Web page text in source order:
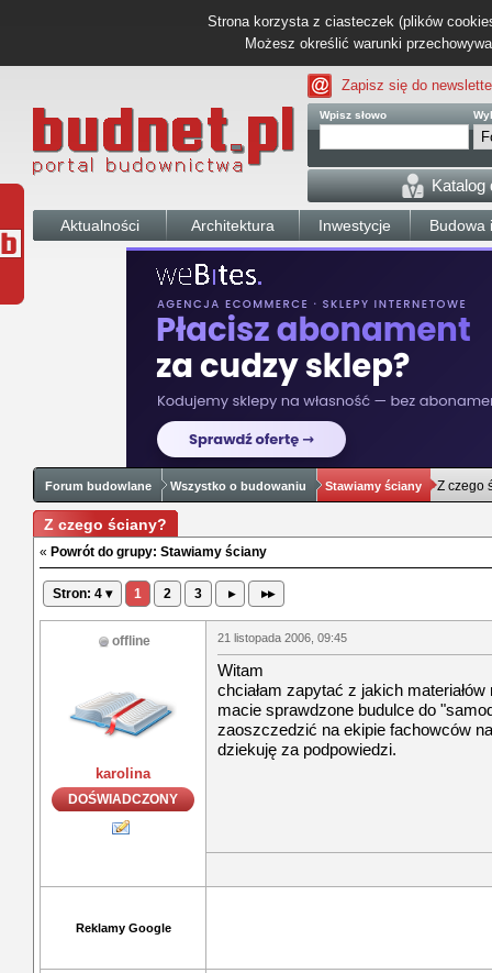
Strona korzysta z ciasteczek (plików
Możesz określić warunki
Zapisz się do
Wpisz słowo
Katalog
Aktualności Architektura Inwestycje Budowa
Forum budowlane Wszystko o budowaniu Stawiamy ściany Z czego
Z czego ściany?
« Powrót do grupy: Stawiamy ściany
Stron: 4 ▾ 1 2 3 ▸ ▸▸
offline
karolina
DOŚWIADCZONY
21 listopada 2006, 09:45
Witam
chciałam zapytać z jakich
macie sprawdzone budulce do
zaoszczedzić na ekipie fachowców
dziekuję za podpowiedzi.
Reklamy Google